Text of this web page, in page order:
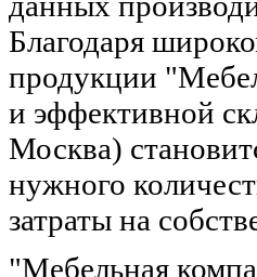
Благодаря
продукции
и эффективной
Москва)
нужного
затраты на
"Мебельная